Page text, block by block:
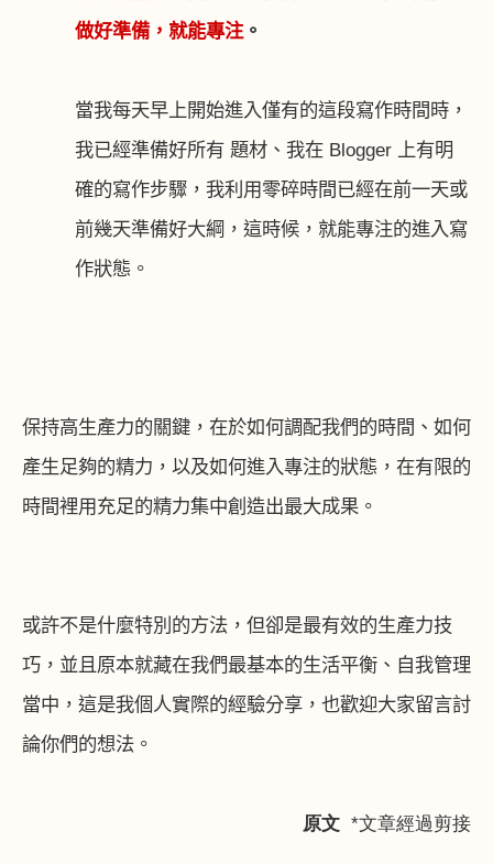
做好準備，就能專注。
當我每天早上開始進入僅有的這段寫作時間時，
我已經準備好所有 題材、我在 Blogger 上有明
確的寫作步驟，我利用零碎時間已經在前一天或
前幾天準備好大綱，這時候，就能專注的進入寫
作狀態。
保持高生產力的關鍵，在於如何調配我們的時間、如何
產生足夠的精力，以及如何進入專注的狀態，在有限的
時間裡用充足的精力集中創造出最大成果。
或許不是什麼特別的方法，但卻是最有效的生產力技
巧，並且原本就藏在我們最基本的生活平衡、自我管理
當中，這是我個人實際的經驗分享，也歡迎大家留言討
論你們的想法。
原文 *文章經過剪接